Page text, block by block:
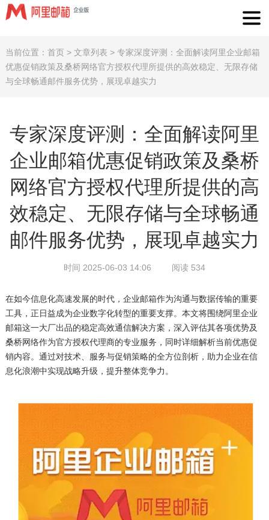
当前位置： 首页> 文章列表 > 专家深度评测：全面解读阿里企业邮箱
优惠促销政策及桑桥网络官方授权代理所提供的高效稳定、无限存储
与全球畅通邮件服务优势，展现卓越实力
专家深度评测：全面解读阿里
企业邮箱优惠促销政策及桑桥
网络官方授权代理所提供的高
效稳定、无限存储与全球畅通
邮件服务优势，展现卓越实力
时间 2025-06-03 14:06 阅读 534
在如今信息化高速发展的时代，企业邮箱作为沟通与数据传输的重要
工具，正日益成为企业数字化转型的重要支撑。本文将围绕阿里企业
邮箱这一大厂出品的稳定高效通信解决方案，深入评估其各项优势及
桑桥网络作为官方授权代理商的专业服务，同时详细解析当前优惠促
销内容。通过对技术、服务与促销策略的全方位剖析，助力企业在信
息化浪潮中实现战略升级，提升整体竞争力。